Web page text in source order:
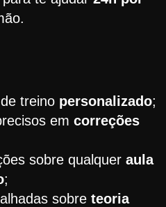
treino personalizado;
em correções
sobre qualquer aula
;
sobre teoria